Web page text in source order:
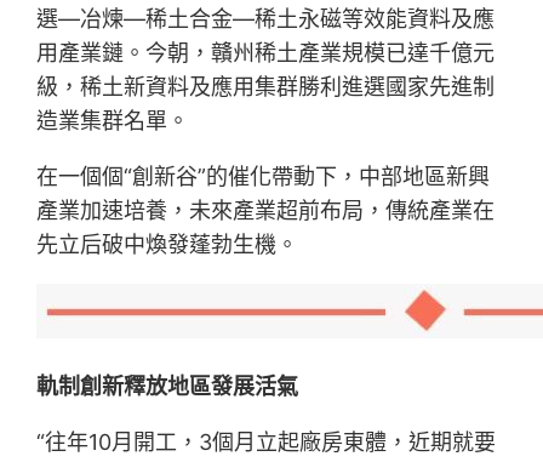
選—冶煉—稀土合金—稀土永磁等效能資料及應
用產業鏈。今朝，贛州稀土產業規模已達千億元
級，稀土新資料及應用集群勝利進選國家先進制
造業集群名單。
在一個個“創新谷”的催化帶動下，中部地區新興
產業加速培養，未來產業超前布局，傳統產業在
先立后破中煥發蓬勃生機。
軌制創新釋放地區發展活氣
“往年10月開工，3個月立起廠房東體，近期就要